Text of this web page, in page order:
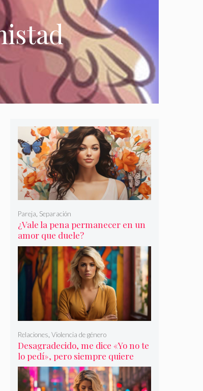
¿Vale la pena permanecer en un
amor que duele?
Pareja, Separación
Desagradecido, me dice «Yo no te
lo pedí», pero siempre quiere
más
Relaciones Violencia de género